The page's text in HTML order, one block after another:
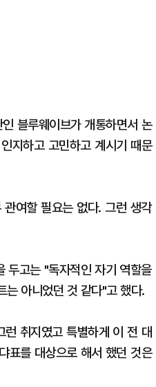
블루웨이브가 개통하면서 논
지하고 고민하고 계시기 때문
여할 필요는 없다. 그런 생각
두고는 "독자적인 자기 역할을
는 아니었던 것 같다"고 했다.
취지였고 특별하게 이 전 대
표를 대상으로 해서 했던 것은